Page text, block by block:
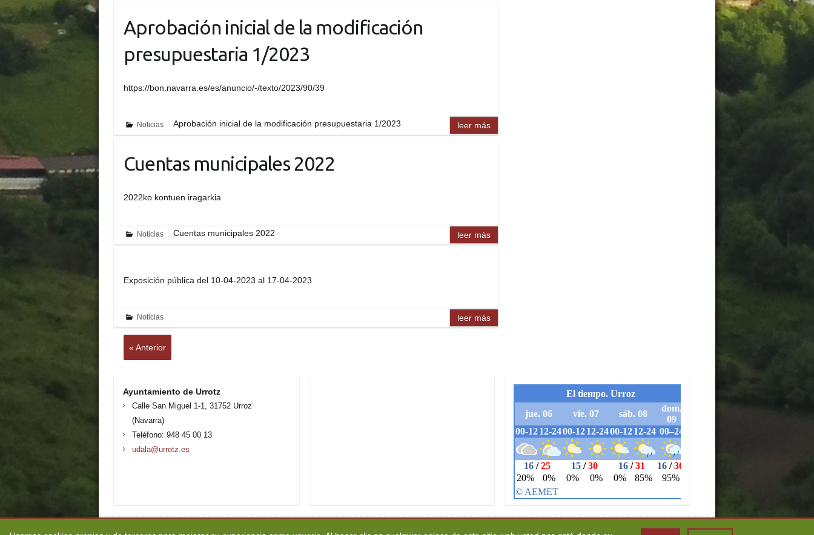
Aprobación inicial de la modificación
presupuestaria 1/2023
https://bon.navarra.es/es/anuncio/-/texto/2023/90/39
Noticias Aprobación inicial de la modificación presupuestaria 1/2023 leer más
Cuentas municipales 2022
2022ko kontuen iragarkia
Noticias Cuentas municipales 2022 leer más
Exposición pública del 10-04-2023 al 17-04-2023
Noticias leer más
« Anterior
Ayuntamiento de Urrotz
Calle San Miguel 1-1, 31752 Urroz
(Navarra)
Teléfono: 948 45 00 13
udala@urrotz.es